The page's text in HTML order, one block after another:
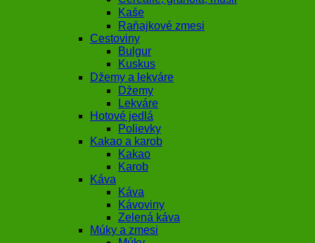
Kaše
Raňajkové zmesi
Cestoviny
Bulgur
Kuskus
Džemy a lekváre
Džemy
Lekváre
Hotové jedlá
Polievky
Kakao a karob
Kakao
Karob
Káva
Káva
Kávoviny
Zelená káva
Múky a zmesi